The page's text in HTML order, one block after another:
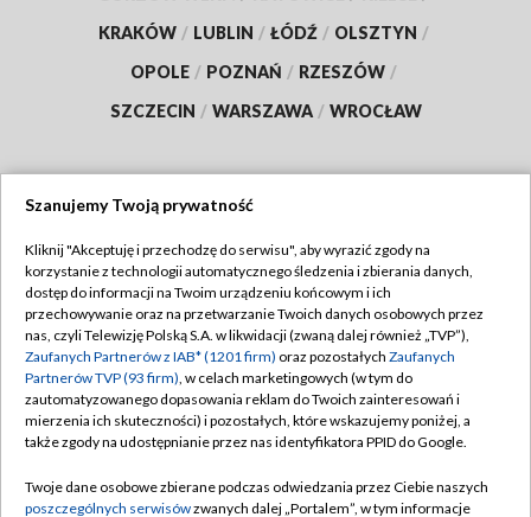
KRAKÓW / LUBLIN / ŁÓDŹ / OLSZTYN /
OPOLE / POZNAŃ / RZESZÓW /
SZCZECIN / WARSZAWA / WROCŁAW
TVP
Abonament TVP
Emisja w TVP
Centrum informacji TVP
Naziemna Telewizja Cyfrowa
Rada Programowa
Regulamin TVP
Polityka prywatności
Moje zgody
Pomoc
Kontakt
Szanujemy Twoją prywatność
Kliknij "Akceptuję i przechodzę do serwisu", aby wyrazić zgody na
korzystanie z technologii automatycznego śledzenia i zbierania danych,
dostęp do informacji na Twoim urządzeniu końcowym i ich
przechowywanie oraz na przetwarzanie Twoich danych osobowych przez
nas, czyli Telewizję Polską S.A. w likwidacji (zwaną dalej również „TVP”),
Zaufanych Partnerów z IAB* (1201 firm) oraz pozostałych Zaufanych
Partnerów TVP (93 firm), w celach marketingowych (w tym do
zautomatyzowanego dopasowania reklam do Twoich zainteresowań i
mierzenia ich skuteczności) i pozostałych, które wskazujemy poniżej, a
także zgody na udostępnianie przez nas identyfikatora PPID do Google.
Twoje dane osobowe zbierane podczas odwiedzania przez Ciebie naszych
poszczególnych serwisówzwanych dalej „Portalem”, w tym informacje